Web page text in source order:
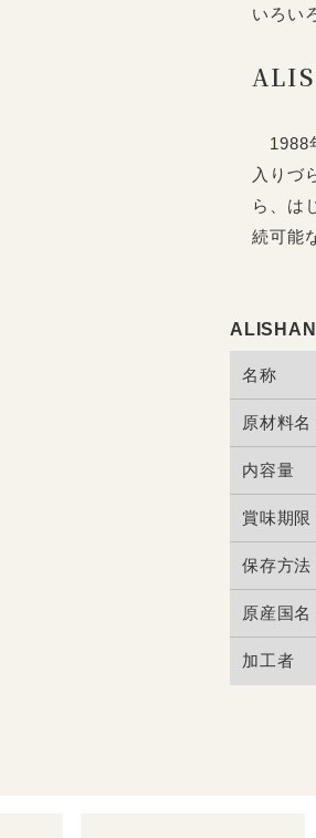
いろい
1988
入りづ
ら、は
続可能
名称
原材料名
内容量
賞味期限
保存方法
原産国名
加工者